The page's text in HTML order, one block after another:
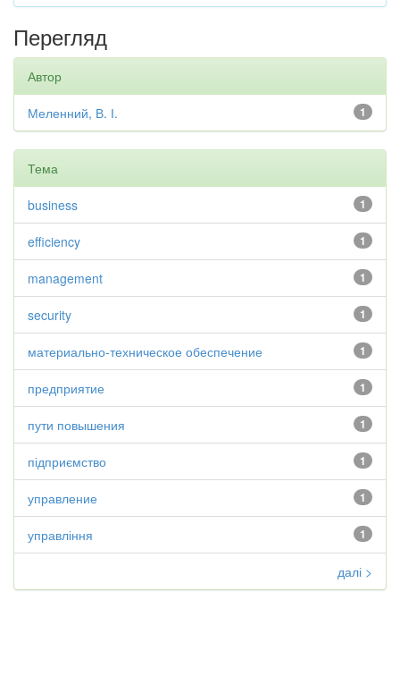
Перегляд
Автор
1
Меленний, В. І.
Тема
1
business
1
efficiency
1
management
1
security
1
материально-техническое обеспечение
1
предприятие
1
пути повышения
1
підприємство
1
управление
1
управління
далі >